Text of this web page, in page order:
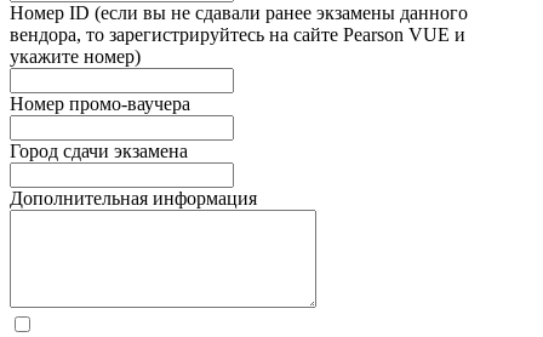
Номер ID (если вы не сдавали ранее экзамены данного
вендора, то зарегистрируйтесь на сайте Pearson VUE и
укажите номер)
Номер промо-ваучера
Город сдачи экзамена
Дополнительная информация